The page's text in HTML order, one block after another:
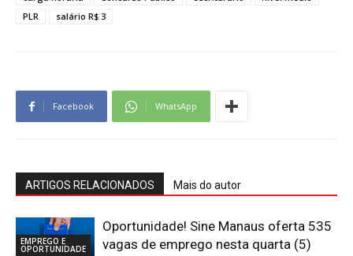
PLR
salário R$ 3
Facebook WhatsApp
ARTIGOS RELACIONADOS Mais do autor
EMPREGO E
OPORTUNIDADE
Oportunidade! Sine Manaus oferta 535
vagas de emprego nesta quarta (5)